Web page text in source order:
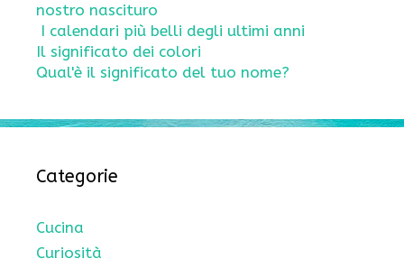
nostro nascituro
I calendari più belli degli ultimi anni
Il significato dei colori
Qual'è il significato del tuo nome?
Categorie
Cucina
Curiosità